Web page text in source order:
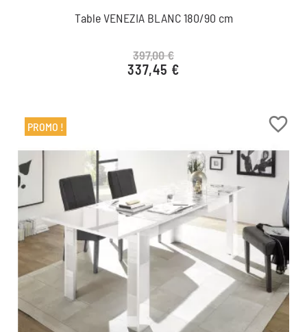
Table VENEZIA BLANC 180/90 cm
Prix de base
397,00 €
Prix
337,45 €
favorite_border
PROMO !